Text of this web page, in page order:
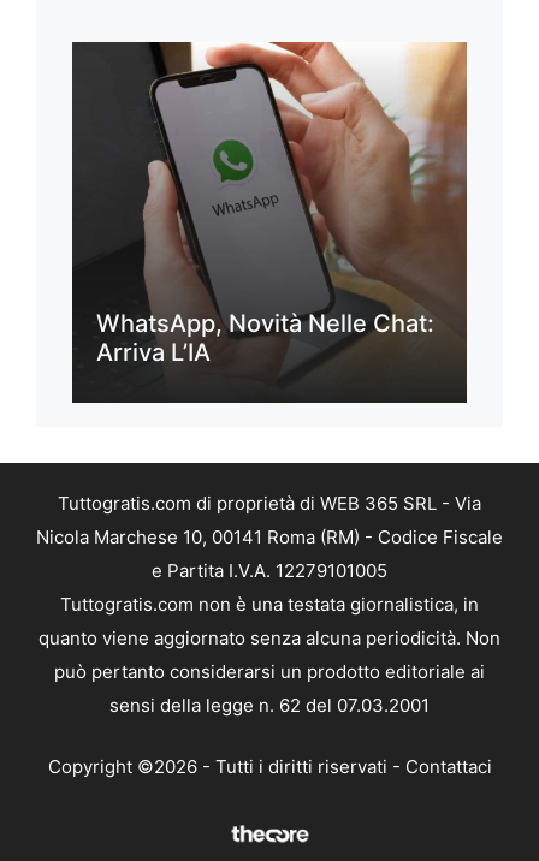
WhatsApp, Novità Nelle Chat:
Arriva L’IA
Tuttogratis.com di proprietà di WEB 365 SRL - Via
Nicola Marchese 10, 00141 Roma (RM) - Codice Fiscale
e Partita I.V.A. 12279101005
Tuttogratis.com non è una testata giornalistica, in
quanto viene aggiornato senza alcuna periodicità. Non
può pertanto considerarsi un prodotto editoriale ai
sensi della legge n. 62 del 07.03.2001
Copyright ©2026 - Tutti i diritti riservati - Contattaci